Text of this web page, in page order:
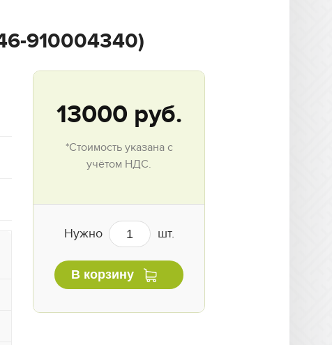
910004340)
13000 руб.
*Стоимость указана с
учётом НДС.
Нужно шт.
В корзину